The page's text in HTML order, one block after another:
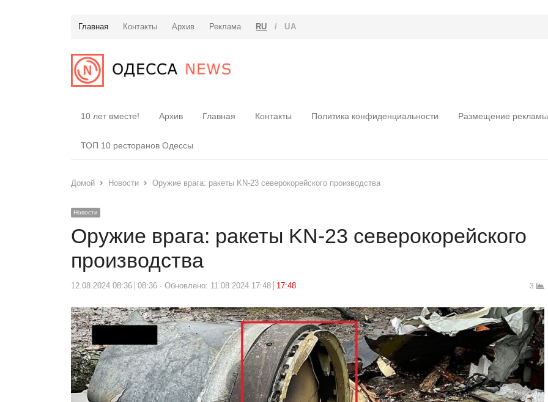
Главная Контакты Архив Реклама RU / UA
10 лет вместе! Архив Главная Контакты Политика конфиденциальности Размещение рекламы
ТОП 10 ресторанов Одессы
Домой Новости Оружие врага: ракеты KN-23 северокорейского производства
Новости
Оружие врага: ракеты KN-23 северокорейского
производства
12.08.2024 08:36 08:36 Обновлено: 11.08.2024 17:48 17:48 3